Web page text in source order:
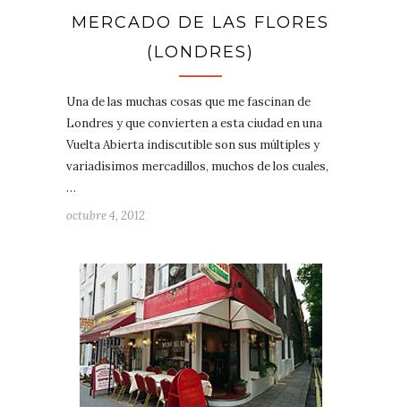
MERCADO DE LAS FLORES
(LONDRES)
Una de las muchas cosas que me fascinan de
Londres y que convierten a esta ciudad en una
Vuelta Abierta indiscutible son sus múltiples y
variadísimos mercadillos, muchos de los cuales,
…
octubre 4, 2012